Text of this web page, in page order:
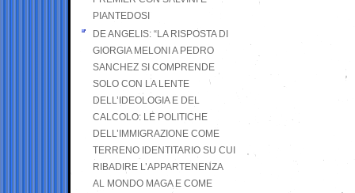
PIANTEDOSI
DE ANGELIS: “LA RISPOSTA DI
GIORGIA MELONI A PEDRO
SANCHEZ SI COMPRENDE
SOLO CON LA LENTE
DELL’IDEOLOGIA E DEL
CALCOLO: LE POLITICHE
DELL’IMMIGRAZIONE COME
TERRENO IDENTITARIO SU CUI
RIBADIRE L’APPARTENENZA
AL MONDO MAGA E COME